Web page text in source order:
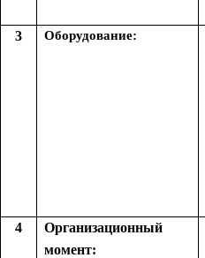
3 Оборудование:
4
Организационный
момент: